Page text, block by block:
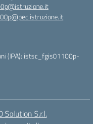
(IPA): istsc_fgis01100p-
Solution S.r.l.